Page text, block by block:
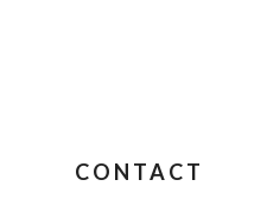
CONTACT